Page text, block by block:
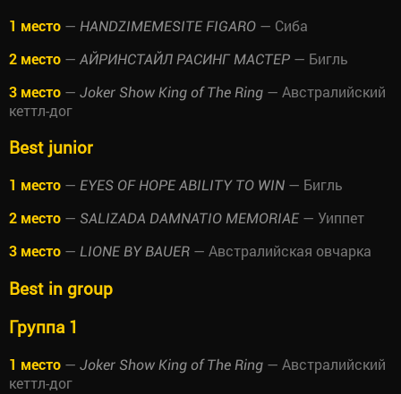
1 место — HANDZIMEMESITE FIGARO — Сиба
2 место — АЙРИНСТАЙЛ РАСИНГ МАСТЕР — Бигль
3 место — Joker Show King of The Ring — Австралийский
кеттл-дог
Best junior
1 место — EYES OF HOPE ABILITY TO WIN — Бигль
2 место — SALIZADA DAMNATIO MEMORIAE — Уиппет
3 место — LIONE BY BAUER — Австралийская овчарка
Best in group
Группа 1
1 место — Joker Show King of The Ring — Австралийский
кеттл-дог